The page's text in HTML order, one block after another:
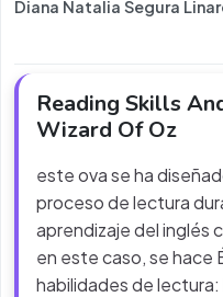
Diana Natalia Segura
Reading Skills
Wizard Of Oz
este ova se ha
proceso de lectura
aprendizaje del inglés
en este caso, se hace
habilidades de lectura: